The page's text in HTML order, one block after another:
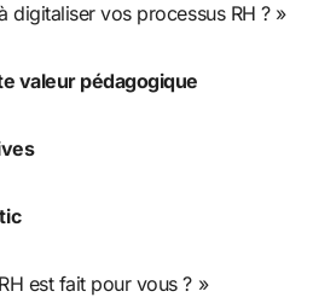
digitaliser vos processus RH ? »
valeur pédagogique
est fait pour vous ? »